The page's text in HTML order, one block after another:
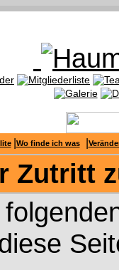
Wo finde ich was
Zutritt